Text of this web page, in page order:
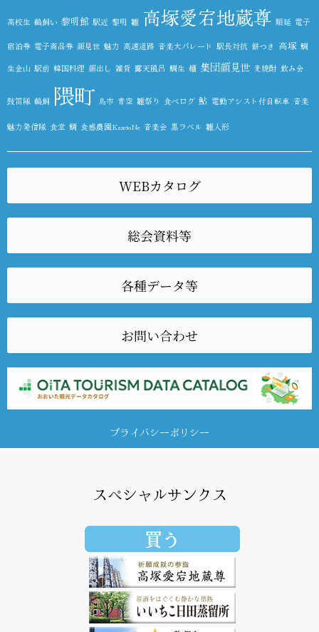
高校生 鵜飼い 黎明館 駅近 黎明 雛 高塚愛宕地蔵尊 順延 電子
宿泊券 電子商品券 顔見世 魅力 高速道路 音楽大パレード 駅長対抗 餅つき 高塚 鯛
生金山 駅前 韓国料理 顔出し 雑貨 露天風呂 鯛生 麺 集団顔見世 麦焼酎 飲み会
鼓笛隊 鵜飼 隈町 鳥市 青空 雛祭り 食べログ 鮎 電動アシスト付自転車 音楽
魅力発信隊 食堂 鯛 食感農園KazetoNe 音楽会 黒ラベル 雛人形
WEBカタログ
総会資料等
各種データ等
お問い合わせ
プライバシーポリシー
スペシャルサンクス